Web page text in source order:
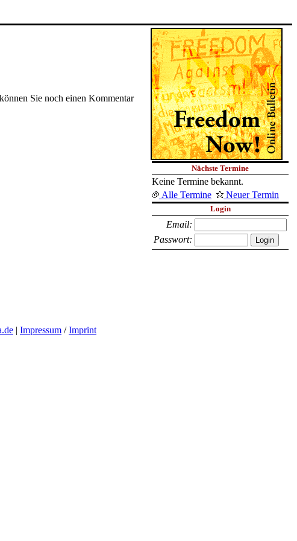
Sie noch einen Kommentar
Nächste Termine
Keine Termine bekannt.
Alle Termine
Neuer Termin
Login
Email:
Passwort:
| Impressum /Imprint